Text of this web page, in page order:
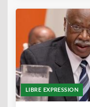
LIBRE EXPRESSION